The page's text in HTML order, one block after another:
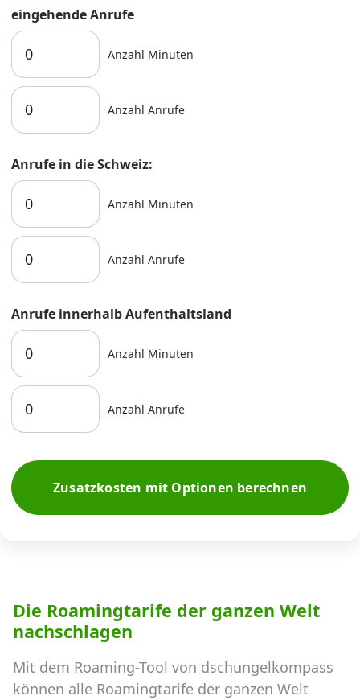
eingehende Anrufe
Anzahl Minuten
Anzahl Anrufe
Anrufe in die Schweiz:
Anzahl Minuten
Anzahl Anrufe
Anrufe innerhalb Aufenthaltsland
Anzahl Minuten
Anzahl Anrufe
Zusatzkosten mit Optionen berechnen
Die Roamingtarife der ganzen Welt
nachschlagen
Mit dem Roaming-Tool von dschungelkompass
können alle Roamingtarife der ganzen Welt